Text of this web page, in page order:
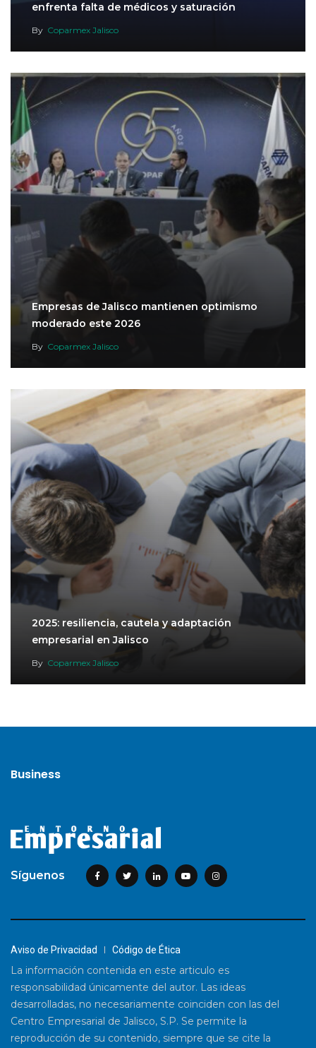
enfrenta falta de médicos y saturación
By Coparmex Jalisco
Empresas de Jalisco mantienen optimismo
moderado este 2026
By Coparmex Jalisco
2025: resiliencia, cautela y adaptación
empresarial en Jalisco
By Coparmex Jalisco
Business
Síguenos
Aviso de Privacidad Código de Ética
La información contenida en este articulo es
responsabilidad únicamente del autor. Las ideas
desarrolladas, no necesariamente coinciden con las del
Centro Empresarial de Jalisco, S.P. Se permite la
reproducción de su contenido, siempre que se cite la